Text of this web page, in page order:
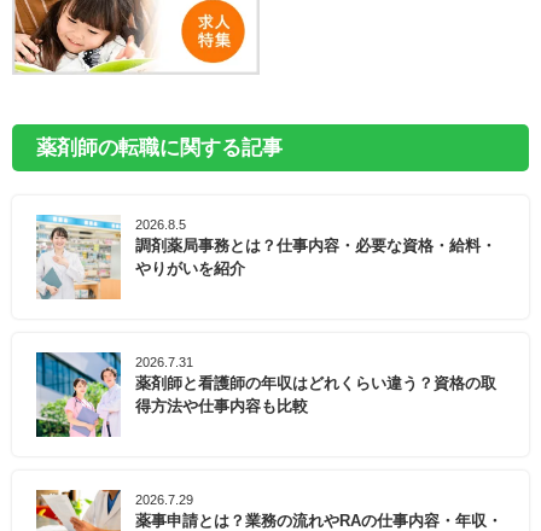
薬剤師の転職に関する記事
2026.8.5
調剤薬局事務とは？仕事内容・必要な資格・給料・
やりがいを紹介
2026.7.31
薬剤師と看護師の年収はどれくらい違う？資格の取
得方法や仕事内容も比較
2026.7.29
薬事申請とは？業務の流れやRAの仕事内容・年収・